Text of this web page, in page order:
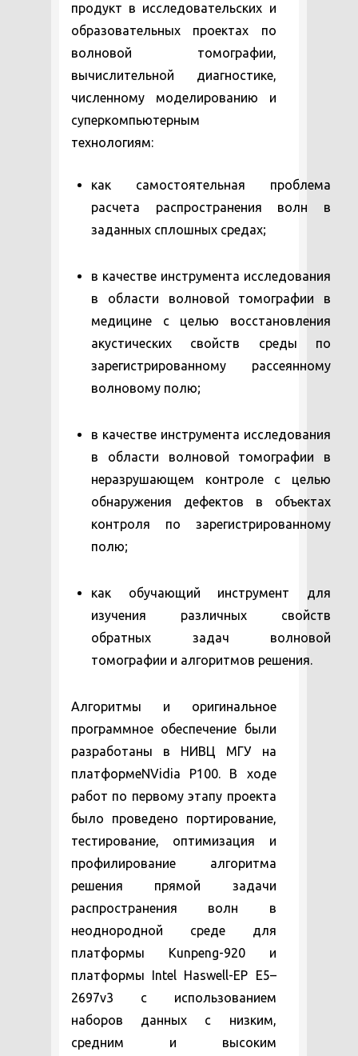
продукт в исследовательских и
образовательных проектах по
волновой томографии,
вычислительной диагностике,
численному моделированию и
суперкомпьютерным
технологиям:
как самостоятельная проблема
расчета распространения волн в
заданных сплошных средах;
в качестве инструмента исследования
в области волновой томографии в
медицине с целью восстановления
акустических свойств среды по
зарегистрированному рассеянному
волновому полю;
в качестве инструмента исследования
в области волновой томографии в
неразрушающем контроле с целью
обнаружения дефектов в объектах
контроля по зарегистрированному
полю;
как обучающий инструмент для
изучения различных свойств
обратных задач волновой
томографии и алгоритмов решения.
Алгоритмы и оригинальное
программное обеспечение были
разработаны в НИВЦ МГУ на
платформеNVidia P100. В ходе
работ по первому этапу проекта
было проведено портирование,
тестирование, оптимизация и
профилирование алгоритма
решения прямой задачи
распространения волн в
неоднородной среде для
платформы Kunpeng-920 и
платформы Intel Haswell-EP E5–
2697v3 с использованием
наборов данных с низким,
средним и высоким